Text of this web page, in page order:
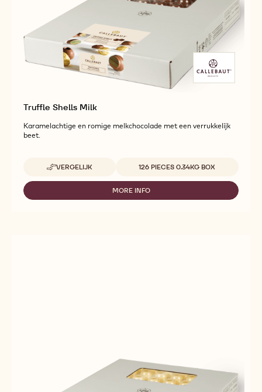
Truffle Shells Milk
Karamelachtige en romige melkchocolade met een verrukkelijk
beet.
VERGELIJK
-
TRUFFLE
MILK
Beschikbare maten
126 PIECES 0.34KG BOX
MORE INFO
-